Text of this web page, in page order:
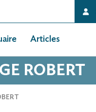
Articles
ROBERT